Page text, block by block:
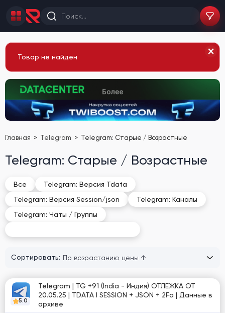
Товар не найден
Главная Telegram Telegram: Старые / Возрастные
Telegram: Старые / Возрастные
Все
Telegram: Версия Tdata
Telegram: Версия Session/json
Telegram: Каналы
Telegram: Чаты / Группы
Сортировать:
5.0
Telegram | TG +91 (India - Индия) ОТЛЕЖКА ОТ
20.05.25 | TDATA I SESSION + JSON + 2Fa | Данные в
архиве